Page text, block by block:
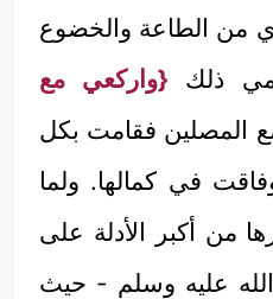
من الطاعة والخضوع
ذلك {واركعي مع
المصلين فقامت بكل
في كمالها. ولما
من أكبر الأدلة على
عليه وسلم - حيث